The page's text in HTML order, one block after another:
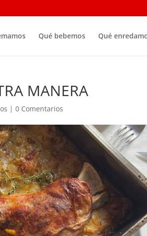
Qué bebemos Qué
MANERA
|0 Comentarios